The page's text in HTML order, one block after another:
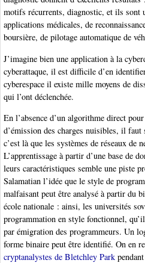
motifs récurrents, diagnostic, et ils sont
applications médicales, de
boursière, de pilotage automatique de
J’imagine bien une application à la
cyberattaque, il est difficile d’en
cyberespace il existe mille moyens de
qui l’ont déclenchée.
En l’absence d’un algorithme direct
d’émission des charges nuisibles, il
c’est là que les systèmes de réseaux de
L’apprentissage à partir d’une base de
leurs caractéristiques semble une piste
Salamatian l’idée que le style de
malfaisant peut être analysé à partir du
école nationale : ainsi, les universités
programmation en style fonctionnel,
par émigration des programmeurs. Un
forme binaire peut être identifié. On en
cryptanalystes de Bletchley Park